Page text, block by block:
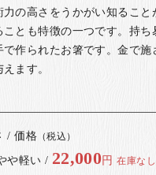
力の高さをうかがい知るこ
とも特徴の一つです。 持ち
で作られたお箸です。金で施
ます。
/ 価格 （税込）
や軽い / 22,000円 在庫なし